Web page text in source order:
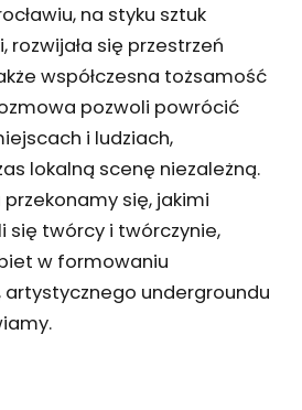
na styku sztuk
rozwijała się przestrzeń
współczesna tożsamość
pozwoli powrócić
i ludziach,
lokalną scenę niezależną.
się, jakimi
się twórcy i twórczynie,
w formowaniu
artystycznego undergroundu